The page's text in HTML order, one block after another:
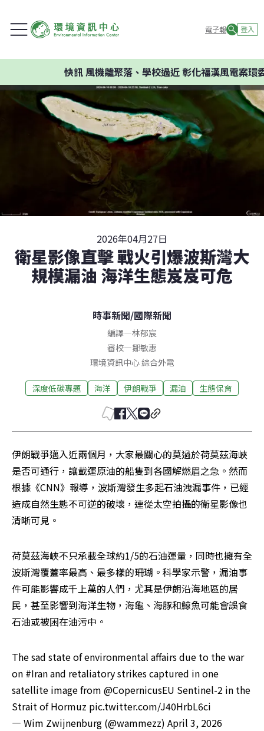
電子報 登入
風機離聚落、學校過近 彰化福漢風電案環委建議
2026年04月27日
衛星影像直擊 戰火引爆波斯灣大
規模漏油 海洋生態岌岌可危
時事新聞/國際新聞
編譯—林郁宸
審校—鄒敏惠
環境資訊中心 綜合外電
深度低碳專題 海洋 伊朗戰爭 漏油 生態保育
伊朗戰爭邁入近兩個月，大家最關心的莫過於荷莫茲海峽
是否可通行，讓載運原油的船隻到各國解燃眉之急。然而
根據《CNN》報導，波斯灣發生多起石油洩漏事件，已經
造成自然生態不可逆的破壞，連從太空拍攝的衛星影像也
清晰可見。
荷莫茲海峽不只承載全球約1/5的石油運量，同時也擁有全
波斯灣覆蓋率最高、最多樣的珊瑚。科學家示警，漏油事
件可能影響成千上萬的人們，尤其是伊朗沿海地區的居
民，甚至影響到海洋生物，海龜、海豚和鯨魚可能會誤食
石油或被困在油污中。
The sad state of environmental affairs due to the war
on #Iranand retaliatory strikes captured in one
satellite image from @CopernicusEU Sentinel-2 in the
Strait of Hormuz pic.twitter.com/J40HrbL6ci
— Wim Zwijnenburg (@wammezz) April 3, 2026